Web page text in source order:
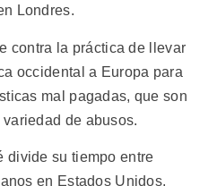
Londres.
contra la práctica de llevar
occidental a Europa para
mal pagadas, que son
de abusos.
divide su tiempo entre
en Estados Unidos,